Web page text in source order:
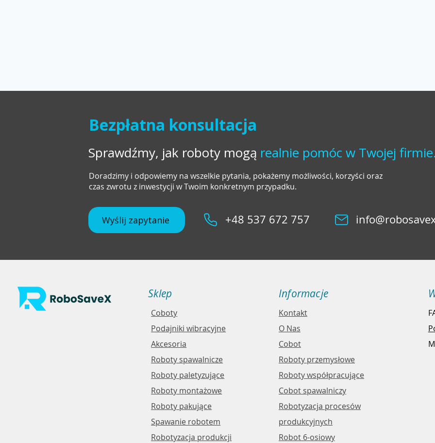
Bezpłatna konsultacja
Sprawdźmy, jak roboty mogą realnie pomóc w Twojej
Doradzimy i odpowiemy na wszelkie pytania, pokażemy możliwości, korzyści oraz
czas zwrotu z inwestycji w Twoim konkretnym przypadku.
Wyślij zapytanie +48 537 672 757
Sklep
Coboty
Podajniki wibracyjne
Akcesoria
Roboty spawalnicze
Roboty paletyzujące
Roboty montażowe​​
Roboty pakujące
Spawanie robotem
Robotyzacja produkcji
Informacje
Kontakt
O Nas
Cobot
Roboty przemysłowe
Roboty współpracujące
Cobot spawalniczy
Robotyzacja procesów
produkcyjnych
Robot 6-osiowy